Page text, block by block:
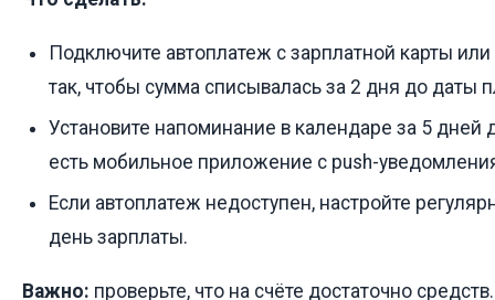
Подключите автоплатеж с зарплатной карты или
так, чтобы сумма списывалась за 2 дня до даты
Установите напоминание в календаре за 5 дней
есть мобильное приложение с push-
Если автоплатеж недоступен, настройте
день зарплаты.
Важно: проверьте, что на счёте достаточно